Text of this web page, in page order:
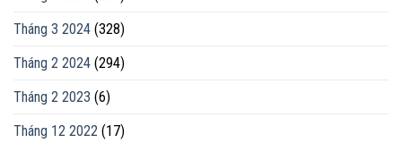
Tháng 3 2024 (328)
Tháng 2 2024 (294)
Tháng 2 2023 (6)
Tháng 12 2022 (17)